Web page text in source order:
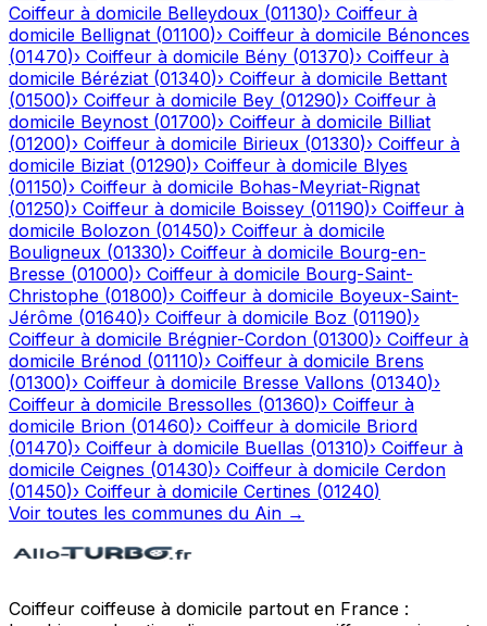
Coiffeur à domicile Belleydoux (01130)› Coiffeur à
domicile Bellignat (01100)› Coiffeur à domicile Bénonces
(01470)› Coiffeur à domicile Bény (01370)› Coiffeur à
domicile Béréziat (01340)› Coiffeur à domicile Bettant
(01500)› Coiffeur à domicile Bey (01290)› Coiffeur à
domicile Beynost (01700)› Coiffeur à domicile Billiat
(01200)› Coiffeur à domicile Birieux (01330)› Coiffeur à
domicile Biziat (01290)› Coiffeur à domicile Blyes
(01150)› Coiffeur à domicile Bohas-Meyriat-Rignat
(01250)› Coiffeur à domicile Boissey (01190)› Coiffeur à
domicile Bolozon (01450)› Coiffeur à domicile
Bouligneux (01330)› Coiffeur à domicile Bourg-en-
Bresse (01000)› Coiffeur à domicile Bourg-Saint-
Christophe (01800)› Coiffeur à domicile Boyeux-Saint-
Jérôme (01640)› Coiffeur à domicile Boz (01190)›
Coiffeur à domicile Brégnier-Cordon (01300)› Coiffeur à
domicile Brénod (01110)› Coiffeur à domicile Brens
(01300)› Coiffeur à domicile Bresse Vallons (01340)›
Coiffeur à domicile Bressolles (01360)› Coiffeur à
domicile Brion (01460)› Coiffeur à domicile Briord
(01470)› Coiffeur à domicile Buellas (01310)› Coiffeur à
domicile Ceignes (01430)› Coiffeur à domicile Cerdon
(01450)› Coiffeur à domicile Certines (01240)
Voir toutes les communes du Ain →
Coiffeur coiffeuse à domicile partout en France :